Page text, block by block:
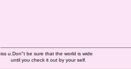
iss u.Don"t be sure that the world is wide
until you check it out by your self.